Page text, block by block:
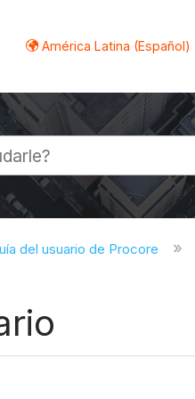
América Latina (Español)
del usuario de Procore